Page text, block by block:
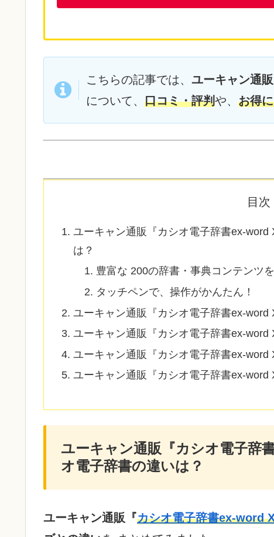
こちらの記事では、 ユーキャン通
について、 口コミ・評判や、 お得
目次
ユーキャン通販『カシオ電子辞書ex-
は？
豊富な 200の辞書・事典コンテンツを
タッチペンで、操作がかんたん！
ユーキャン通販『カシオ電子辞書ex-word
ユーキャン通販『カシオ電子辞書ex-word
ユーキャン通販『カシオ電子辞書ex-
ユーキャン通販『カシオ電子辞書ex-word
ユーキャン通販『カシオ電子辞
オ電子辞書の違いは？
ユーキャン通販『カシオ電子辞書ex-word